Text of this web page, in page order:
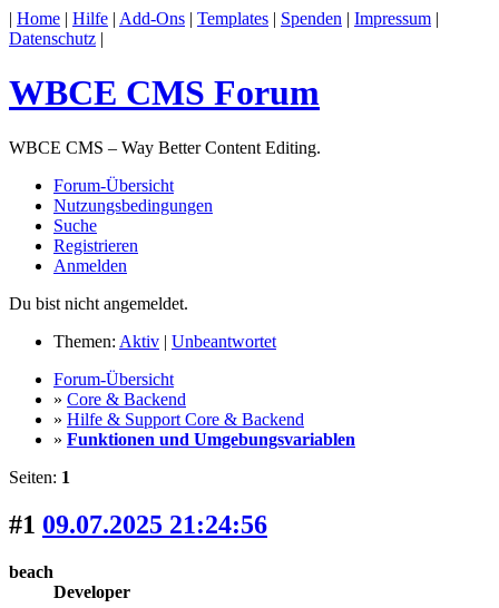
| Home | Hilfe | Add-Ons | Templates | Spenden | Impressum |
Datenschutz |
WBCE CMS Forum
WBCE CMS – Way Better Content Editing.
Forum-Übersicht
Nutzungsbedingungen
Suche
Registrieren
Anmelden
Du bist nicht angemeldet.
Themen: Aktiv | Unbeantwortet
Forum-Übersicht
» Core & Backend
» Hilfe & Support Core & Backend
» Funktionen und Umgebungsvariablen
Seiten: 1
#1 09.07.2025 21:24:56
beach
Developer